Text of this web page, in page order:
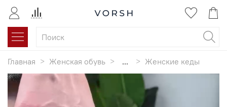
Главная Женская обувь ... Женские кеды